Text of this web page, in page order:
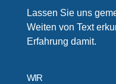
Lassen Sie uns
Weiten von Text
Erfahrung damit.
WIR